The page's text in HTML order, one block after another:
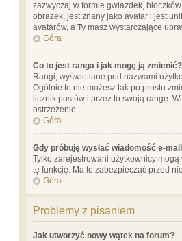
zazwyczaj w formie gwiazdek,
obrazek, jest znany jako avatar i jest
avatarów, a Ty masz wystarczające
Góra
Co to jest ranga i jak mogę ją zmienić?
Rangi, wyświetlane pod nazwami
Ogólnie to nie możesz tak po prostu
licznik postów i przez to swoją rangę.
ostrzeżenie.
Góra
Gdy próbuję wysłać wiadomość e-
Tylko zarejestrowani użytkownicy mogą
tę funkcję. Ma to zabezpieczać przed
Góra
Problemy z pisaniem
Jak utworzyć nowy wątek na forum?